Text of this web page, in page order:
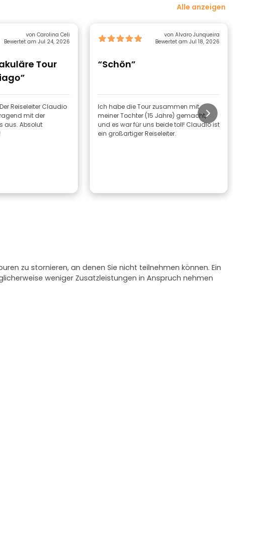
Alle anzeigen
von Carolina Celi
Bewertet am Jul 24, 2026
Tour
Reiseleiter Claudio
mit der
aus. Absolut
von Alvaro Junqueira
Bewertet am Jul 18, 2026
“Schön”
Ich habe die Tour zusammen mit
meiner Tochter (15 Jahre) gemacht,
und es war für uns beide toll! Claudio ist
ein großartiger Reiseleiter.
zu stornieren, an denen Sie nicht teilnehmen können. Ein
weniger Zusatzleistungen in Anspruch nehmen